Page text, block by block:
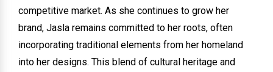
competitive market. As she continues to grow her
brand, Jasla remains committed to her roots, often
incorporating traditional elements from her homeland
into her designs. This blend of cultural heritage and